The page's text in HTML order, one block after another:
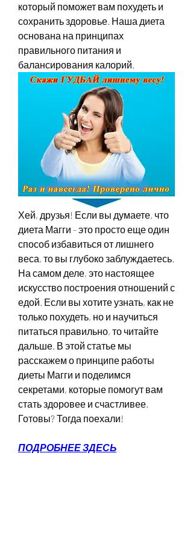
который поможет вам похудеть и
сохранить здоровье. Наша диета
основана на принципах
правильного питания и
балансирования калорий.
Хей, друзья! Если вы думаете, что
диета Магги - это просто еще один
способ избавиться от лишнего
веса, то вы глубоко заблуждаетесь.
На самом деле, это настоящее
искусство построения отношений с
едой. Если вы хотите узнать, как не
только похудеть, но и научиться
питаться правильно, то читайте
дальше. В этой статье мы
расскажем о принципе работы
диеты Магги и поделимся
секретами, которые помогут вам
стать здоровее и счастливее.
Готовы? Тогда поехали!
ПОДРОБНЕЕ ЗДЕСЬ